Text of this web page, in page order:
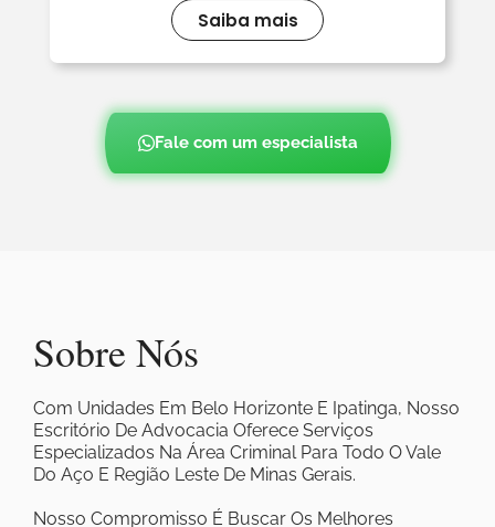
Saiba mais
Fale com um especialista
Sobre Nós
Com Unidades Em Belo Horizonte E Ipatinga, Nosso
Escritório De Advocacia Oferece Serviços
Especializados Na Área Criminal Para Todo O Vale
Do Aço E Região Leste De Minas Gerais.
Nosso Compromisso É Buscar Os Melhores